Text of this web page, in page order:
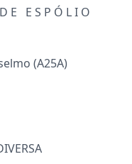
E E S P Ó L I O
(A25A)